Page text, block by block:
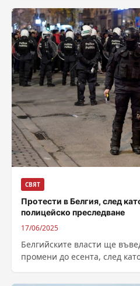
СВЯТ
Протести в Белгия, след
полицейско преследване
17/06/2025
Белгийските власти ще
промени до есента, след
предизвика силни...